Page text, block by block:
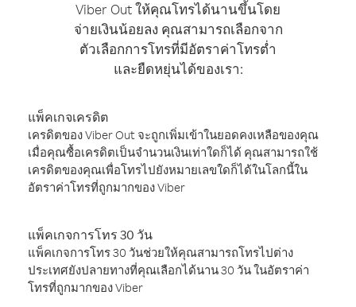
Viber Out ให้คุณโทรได้นานขึ้นโดย
จ่ายเงินน้อยลง คุณสามารถเลือกจาก
ตัวเลือกการโทรที่มีอัตราค่าโทรต่ำ
และยืดหยุ่นได้ของเรา:
แพ็คเกจเครดิต
เครดิตของ Viber Out จะถูกเพิ่มเข้าในยอดคงเหลือของคุณ
เมื่อคุณซื้อเครดิตเป็นจำนวนเงินเท่าใดก็ได้ คุณสามารถใช้
เครดิตของคุณเพื่อโทรไปยังหมายเลขใดก็ได้ในโลกนี้ใน
อัตราค่าโทรที่ถูกมากของ Viber
แพ็คเกจการโทร 30 วัน
แพ็คเกจการโทร 30 วันช่วยให้คุณสามารถโทรไปต่าง
ประเทศยังปลายทางที่คุณเลือกได้นาน 30 วัน ในอัตราค่า
โทรที่ถูกมากของ Viber